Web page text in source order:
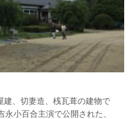
建、切妻造、桟瓦葺の建物で
小百合主演で公開された、